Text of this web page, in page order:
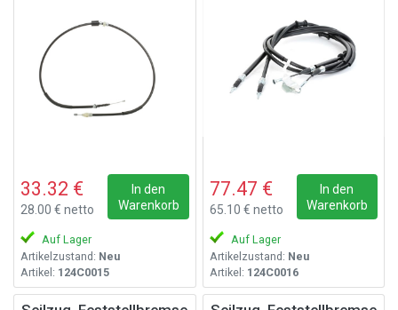
33.32 €
28.00 € netto
In den
Warenkorb
Auf Lager
Artikelzustand: Neu
Artikel: 124C0015
77.47 €
65.10 € netto
In den
Warenkorb
Auf Lager
Artikelzustand: Neu
Artikel: 124C0016